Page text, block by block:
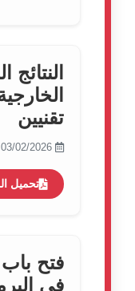
النتائج
تقنيين
تحميل
فتح
في